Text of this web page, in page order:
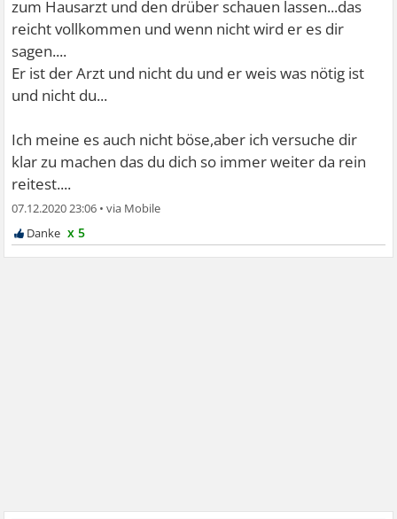
zum Hausarzt und den drüber schauen lassen...das
reicht vollkommen und wenn nicht wird er es dir
sagen....
Er ist der Arzt und nicht du und er weis was nötig ist
und nicht du...
Ich meine es auch nicht böse,aber ich versuche dir
klar zu machen das du dich so immer weiter da rein
reitest....
07.12.2020 23:06 •
x 5